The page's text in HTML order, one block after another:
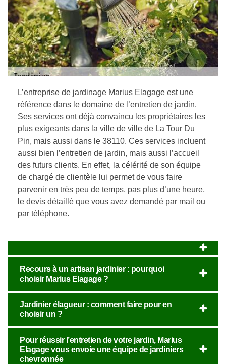
L’entreprise de jardinage Marius Elagage est une
référence dans le domaine de l’entretien de jardin.
Ses services ont déjà convaincu les propriétaires les
plus exigeants dans la ville de ville de La Tour Du
Pin, mais aussi dans le 38110. Ces services incluent
aussi bien l’entretien de jardin, mais aussi l’accueil
des futurs clients. En effet, la célérité de son équipe
de chargé de clientèle lui permet de vous faire
parvenir en très peu de temps, pas plus d’une heure,
le devis détaillé que vous avez demandé par mail ou
par téléphone.
Recours à un artisan jardinier : pourquoi
choisir Marius Elagage ?
Jardinier élagueur : comment faire pour en
choisir un ?
Pour réussir l’entretien de votre jardin, Marius
Elagage vous envoie une équipe de jardiniers
chevronnée